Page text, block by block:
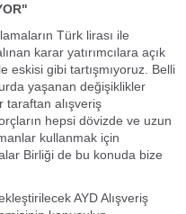
Türk lirası ile
karar yatırımcılara açık
eskisi gibi tartışmıyoruz. Belli
yaşanan değişiklikler
taraftan alışveriş
hepsi dövizde ve uzun
kullanmak için
Birliği de bu konuda bize
AYD Alışveriş